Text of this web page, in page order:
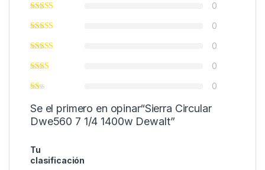
0
0
0
0
0
Se el primero en opinar“Sierra Circular
Dwe560 7 1/4 1400w Dewalt”
Tu
clasificación